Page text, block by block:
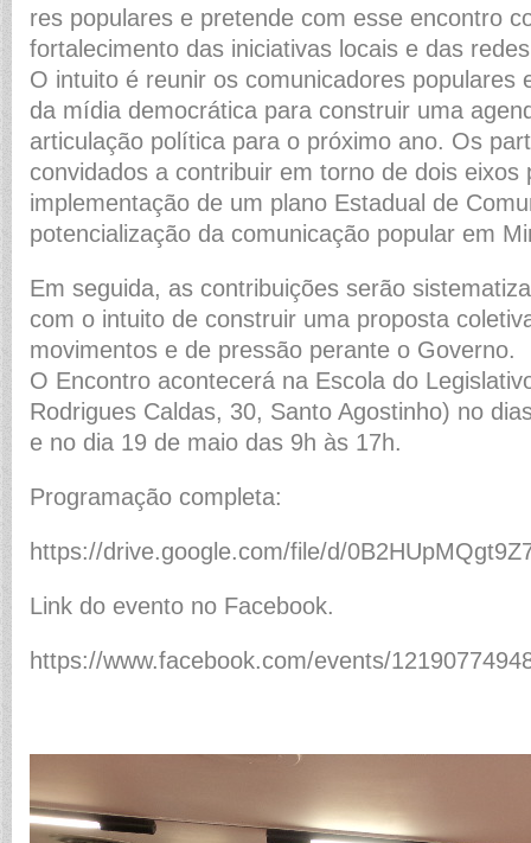
res populares e pretende com esse encontro
fortalecimento das iniciativas locais e das
O intuito é reunir os comunicadores populares
da mídia democrática para construir uma
articulação política para o próximo ano. Os
convidados a contribuir em torno de dois eixos
implementação de um plano Estadual de
potencialização da comunicação popular em
Em seguida, as contribuições serão
com o intuito de construir uma proposta
movimentos e de pressão perante o Governo.
O Encontro acontecerá na Escola do
Rodrigues Caldas, 30, Santo Agostinho) no
e no dia 19 de maio das 9h às 17h.
Programação completa:
https://drive.google.com/file/d/
Link do evento no Facebook.
https://www.facebook.com/events/